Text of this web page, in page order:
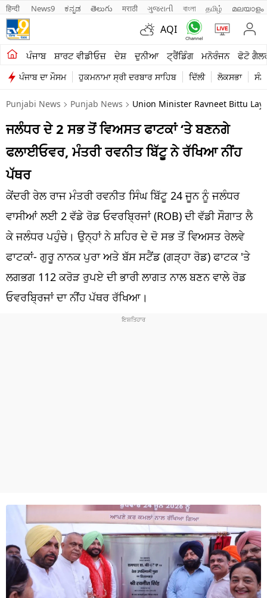
हिन्दी News9 ಕನ್ನಡ తెలుగు मराठी ગુજરાતી বাংলা தமிழ் മലയാളം
AQI
ਪੰਜਾਬ ਸ਼ਾਰਟ ਵੀਡੀਓਜ਼ ਦੇਸ਼ ਦੁਨੀਆ ਟ੍ਰੈਂਡਿੰਗ ਮਨੋਰੰਜਨ ਫੋਟੋ
ਪੰਜਾਬ ਦਾ ਮੌਸਮ ਹੁਕਮਨਾਮਾ ਸ੍ਰੀ ਦਰਬਾਰ ਸਾਹਿਬ ਦਿੱਲੀ ਲੋਕਸਭਾ
ਖੇਤੀਬਾੜੀ
ਸ਼ਾਰਟ ਵੀਡੀਓਜ਼
ਕਾਰੋਬਾਰ
ਕਰਿਅਰ
ਦੇਸ਼
ਲਾਈਫ ਸਟਾਈਲ
ਪੰਜਾਬ
ਧਰਮ
ਖੇਡਾਂ
Punjabi News Punjab News Union Minister Ravneet Bittu
ਜਲੰਧਰ ਦੇ 2 ਸਭ ਤੋਂ ਵਿਅਸਤ ਫਾਟਕਾਂ ‘ਤੇ ਬਣਨਗੇ
ਫਲਾਈਓਵਰ, ਮੰਤਰੀ ਰਵਨੀਤ ਬਿੱਟੂ ਨੇ ਰੱਖਿਆ ਨੀਂਹ
ਪੱਥਰ
ਕੇਂਦਰੀ ਰੇਲ ਰਾਜ ਮੰਤਰੀ ਰਵਨੀਤ ਸਿੰਘ ਬਿੱਟੂ 24 ਜੂਨ ਨੂੰ ਜਲੰਧਰ
ਵਾਸੀਆਂ ਲਈ 2 ਵੱਡੇ ਰੋਡ ਓਵਰਬ੍ਰਿਜਾਂ (ROB) ਦੀ ਵੱਡੀ ਸੌਗਾਤ ਲੈ
ਕੇ ਜਲੰਧਰ ਪਹੁੰਚੇ। ਉਨ੍ਹਾਂ ਨੇ ਸ਼ਹਿਰ ਦੇ ਦੋ ਸਭ ਤੋਂ ਵਿਅਸਤ ਰੇਲਵੇ
ਫਾਟਕਾਂ- ਗੁਰੂ ਨਾਨਕ ਪੁਰਾ ਅਤੇ ਬੱਸ ਸਟੈਂਡ (ਗੜ੍ਹਾ ਰੋਡ) ਫਾਟਕ 'ਤੇ
ਲਗਭਗ 112 ਕਰੋੜ ਰੁਪਏ ਦੀ ਭਾਰੀ ਲਾਗਤ ਨਾਲ ਬਣਨ ਵਾਲੇ ਰੋਡ
ਓਵਰਬ੍ਰਿਜਾਂ ਦਾ ਨੀਂਹ ਪੱਥਰ ਰੱਖਿਆ।